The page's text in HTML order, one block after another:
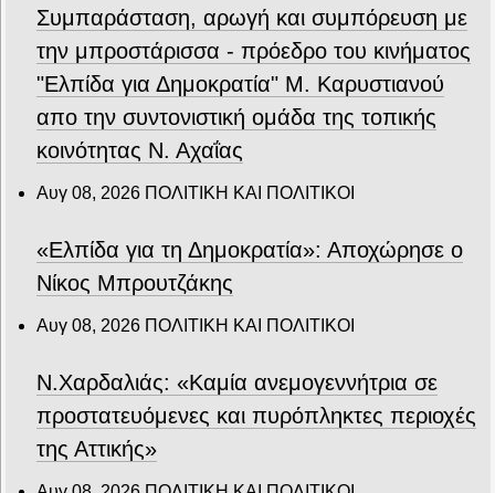
Συμπαράσταση, αρωγή και συμπόρευση με
την μπροστάρισσα - πρόεδρο του κινήματος
"Ελπίδα για Δημοκρατία" Μ. Καρυστιανού
απο την συντονιστική ομάδα της τοπικής
κοινότητας Ν. Αχαΐας
Αυγ 08, 2026 ΠΟΛΙΤΙΚΗ ΚΑΙ ΠΟΛΙΤΙΚΟΙ
«Ελπίδα για τη Δημοκρατία»: Αποχώρησε ο
Νίκος Μπρουτζάκης
Αυγ 08, 2026 ΠΟΛΙΤΙΚΗ ΚΑΙ ΠΟΛΙΤΙΚΟΙ
Ν.Χαρδαλιάς: «Καμία ανεμογεννήτρια σε
προστατευόμενες και πυρόπληκτες περιοχές
της Αττικής»